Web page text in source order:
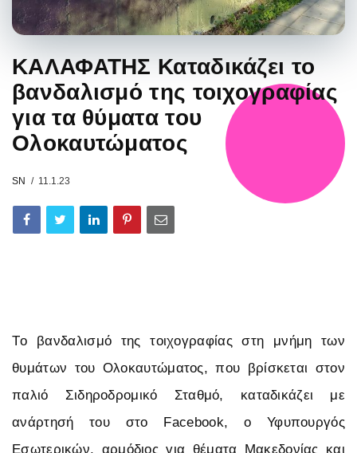
ΚΑΛΑΦΑΤΗΣ Καταδικάζει το
βανδαλισμό της τοιχογραφίας
για τα θύματα του
Ολοκαυτώματος
SN 11.1.23
Tο βανδαλισμό της τοιχογραφίας στη μνήμη των
θυμάτων του Ολοκαυτώματος, που βρίσκεται στον
παλιό Σιδηροδρομικό Σταθμό, καταδικάζει με
ανάρτησή του στο Facebook, ο Υφυπουργός
Εσωτερικών, αρμόδιος για θέματα Μακεδονίας και